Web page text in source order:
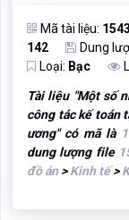
Mã tài liệu:
142
Dung
Loại: Bạc
Tài liệu "Một số
công tác kế toán
ương" có mã là
dung lượng file
đồ án>Kinh tế>